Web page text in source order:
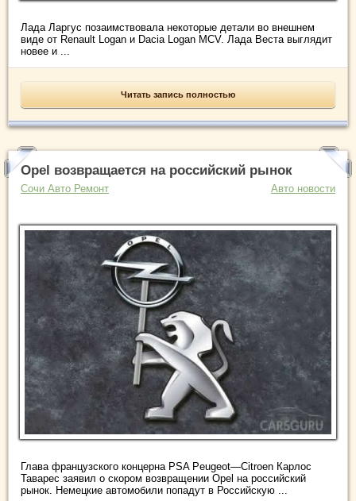
Лада Ларгус позаимствовала некоторые детали во внешнем
виде от Renault Logan и Dacia Logan MCV. Лада Веста выглядит
новее и ...
Читать запись полностью
Opel возвращается на российский рынок
Сочи Авто Ремонт Авто новости
Глава французского концерна PSA Peugeot—Citroen Карлос
Таварес заявил о скором возвращении Opel на российский
рынок. Немецкие автомобили попадут в Российскую ...